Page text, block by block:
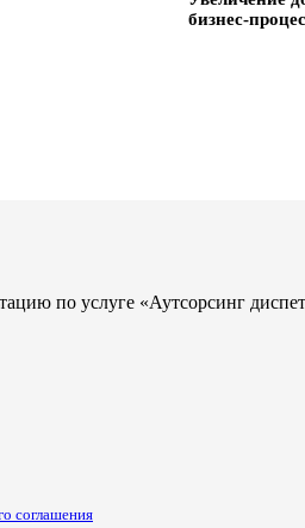
бизнес-
по услуге «Аутсорсинг
соглашения